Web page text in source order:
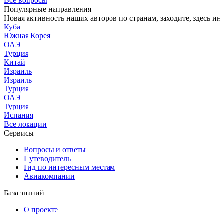
Популярные направления
Новая активность наших авторов по странам, заходите, здесь
Куба
Южная Корея
ОАЭ
Турция
Китай
Израиль
Израиль
Турция
ОАЭ
Турция
Испания
Все локации
Сервисы
Вопросы и ответы
Путеводитель
Гид по интересным местам
Авиакомпании
База знаний
О проекте